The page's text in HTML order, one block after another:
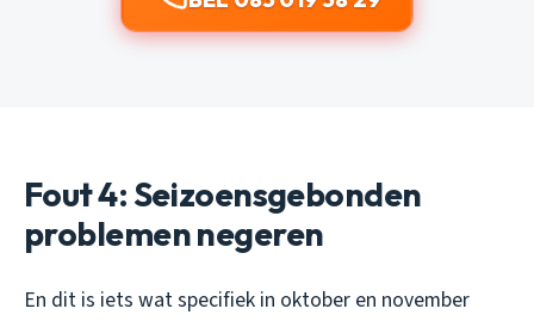
Fout 4: Seizoensgebonden
problemen negeren
En dit is iets wat specifiek in oktober en november